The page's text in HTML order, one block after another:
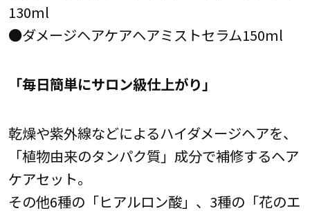
130ml
●ダメージヘアケアヘアミストセラム150ml
「毎日簡単にサロン級仕上がり」
乾燥や紫外線などによるハイダメージヘアを、
「植物由来のタンパク質」成分で補修するヘア
ケアセット。
その他6種の「ヒアルロン酸」、3種の「花のエ